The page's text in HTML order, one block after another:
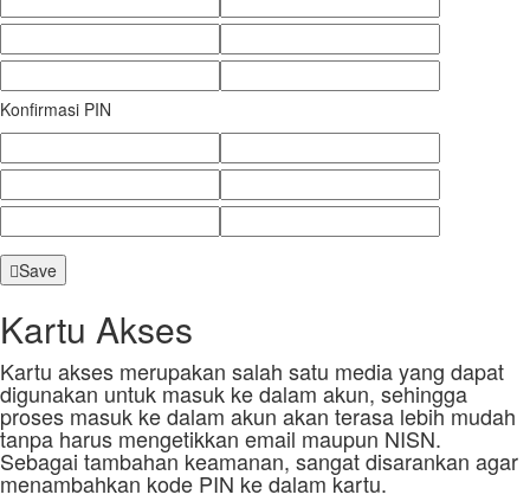
Konfirmasi PIN
Save
Kartu Akses
Kartu akses merupakan salah satu media yang dapat
digunakan untuk masuk ke dalam akun, sehingga
proses masuk ke dalam akun akan terasa lebih mudah
tanpa harus mengetikkan email maupun NISN.
Sebagai tambahan keamanan, sangat disarankan agar
menambahkan kode PIN ke dalam kartu.